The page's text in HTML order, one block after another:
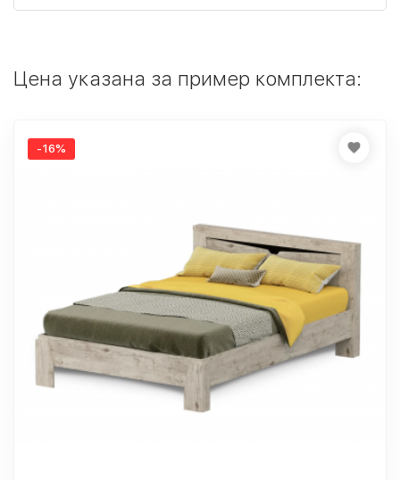
Цена указана за пример комплекта:
-16%